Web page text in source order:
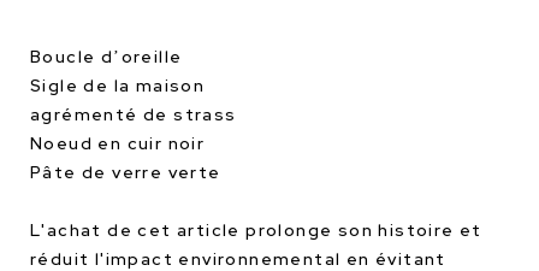
Boucle d’oreille
Sigle de la maison
agrémenté de strass
Noeud en cuir noir
Pâte de verre verte
L'achat de cet article prolonge son histoire et
réduit l'impact environnemental en évitant